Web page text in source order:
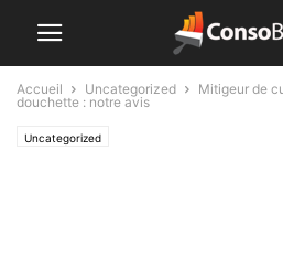
Accueil Uncategorized
Mitigeur de
douchette : notre avis
Uncategorized